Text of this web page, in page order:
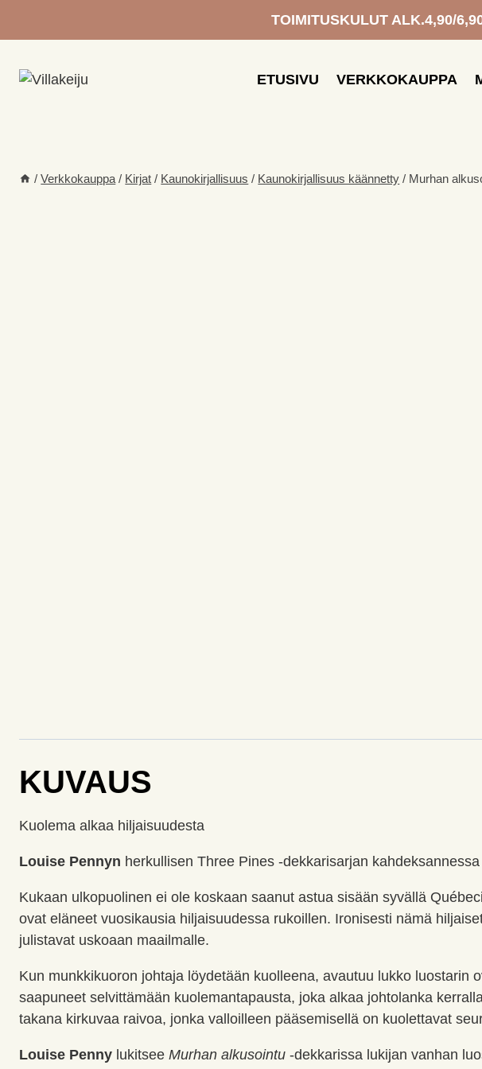
TOIMITUSKULUT ALK.4,90/
ETUSIVU VERKKOKAUPPA
/ Verkkokauppa / Kirjat / Kaunokirjallisuus / Kaunokirjallisuus käännetty / Murhan
KUVAUS
Kuolema alkaa hiljaisuudesta
Louise Pennyn herkullisen Three Pines -dekkarisarjan
Kukaan ulkopuolinen ei ole koskaan saanut astua sisään syvällä
ovat eläneet vuosikausia hiljaisuudessa rukoillen. Ironisesti nämä
julistavat uskoaan maailmalle.
Kun munkkikuoron johtaja löydetään kuolleena, avautuu lukko
saapuneet selvittämään kuolemantapausta, joka alkaa johtolanka
takana kirkuvaa raivoa, jonka valloilleen pääsemisellä on kuolettavat
Louise Penny lukitsee Murhan alkusointu -dekkarissa lukijan vanhan